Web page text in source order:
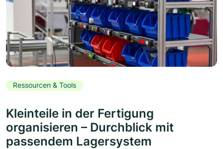
Ressourcen & Tools
Kleinteile in der Fertigung
organisieren – Durchblick mit
passendem Lagersystem